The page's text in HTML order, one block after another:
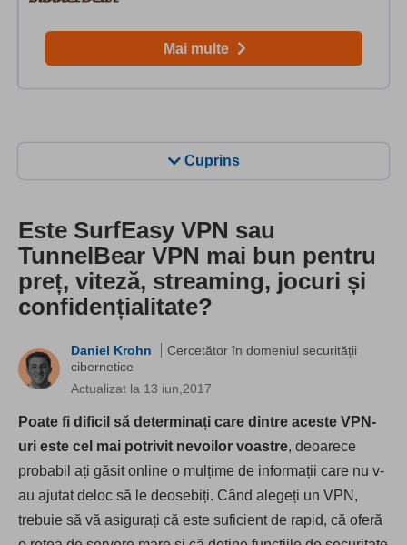
Cuprins
Mai multe
Este SurfEasy VPN sau
TunnelBear VPN mai bun pentru
preț, viteză, streaming, jocuri și
confidențialitate?
Daniel Krohn
Cercetător în domeniul securității
cibernetice
Actualizat la 13 iun,2017
Poate fi dificil să determinați care dintre aceste VPN-
uri este cel mai potrivit nevoilor voastre, deoarece
probabil ați găsit online o mulțime de informații care nu v-
au ajutat deloc să le deosebiți. Când alegeți un VPN,
trebuie să vă asigurați că este suficient de rapid, că oferă